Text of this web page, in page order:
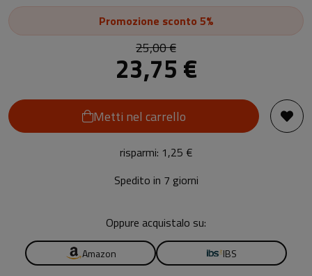
Promozione sconto 5%
25,00 €
23,75 €
Metti nel carrello
risparmi: 1,25 €
Spedito in 7 giorni
Oppure acquistalo su:
Amazon IBS